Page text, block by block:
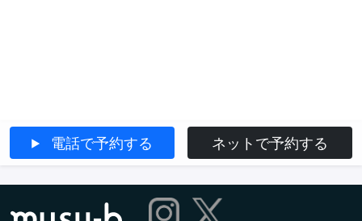
電話で予約する ネットで予約する